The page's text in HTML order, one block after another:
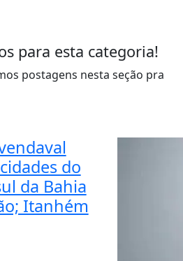
para esta categoria!
postagens nesta seção pra
do
da Bahia
Itanhém